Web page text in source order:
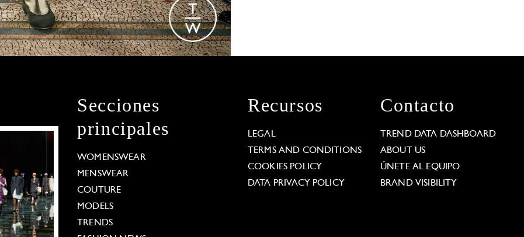
Secciones
principales
WOMENSWEAR
MENSWEAR
COUTURE
MODELS
TRENDS
Recursos
LEGAL
TERMS AND CONDITIONS
COOKIES POLICY
DATA PRIVACY POLICY
Contacto
TREND DATA DASHBOARD
ABOUT US
ÚNETE AL EQUIPO
BRAND VISIBILITY